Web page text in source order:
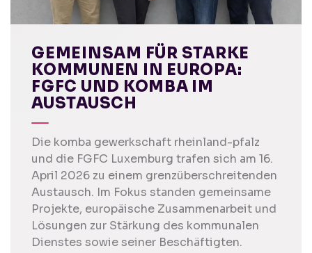
GEMEINSAM FÜR STARKE
KOMMUNEN IN EUROPA:
FGFC UND KOMBA IM
AUSTAUSCH
Die komba gewerkschaft rheinland-pfalz
und die FGFC Luxemburg trafen sich am 16.
April 2026 zu einem grenzüberschreitenden
Austausch. Im Fokus standen gemeinsame
Projekte, europäische Zusammenarbeit und
Lösungen zur Stärkung des kommunalen
Dienstes sowie seiner Beschäftigten.